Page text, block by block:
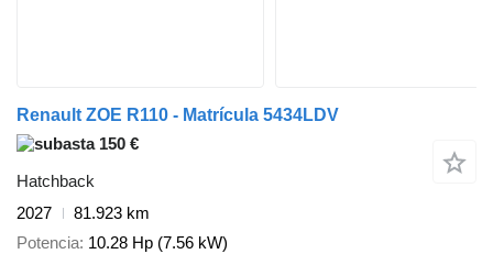
Renault ZOE R110 - Matrícula 5434LDV
150 €
Hatchback
2027
81.923 km
Potencia 10.28 Hp (7.56 kW)